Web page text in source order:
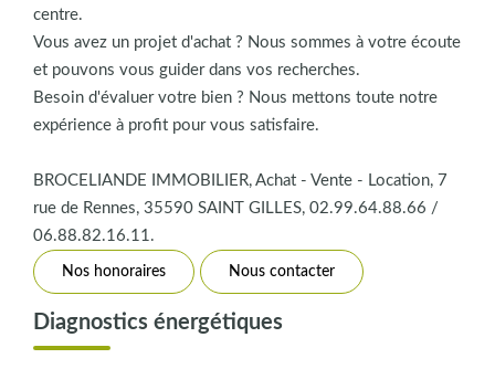
centre.
Vous avez un projet d'achat ? Nous sommes à votre écoute
et pouvons vous guider dans vos recherches.
Besoin d'évaluer votre bien ? Nous mettons toute notre
expérience à profit pour vous satisfaire.
BROCELIANDE IMMOBILIER, Achat - Vente - Location, 7
rue de Rennes, 35590 SAINT GILLES, 02.99.64.88.66 /
06.88.82.16.11.
Nos honoraires Nous contacter
Diagnostics énergétiques